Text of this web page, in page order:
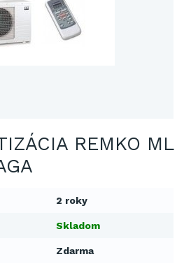
REMKO ML
2 roky
Skladom
Zdarma